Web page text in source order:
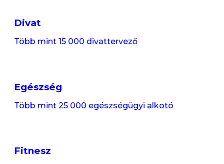
Divat
Több mint 15 000 divattervező
Egészség
Több mint 25 000 egészségügyi alkotó
Fitnesz